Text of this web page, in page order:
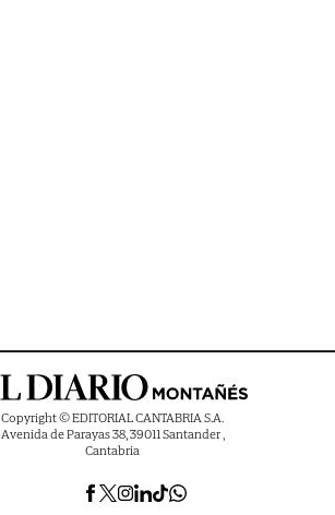
Copyright © EDITORIAL CANTABRIA S.A.
Avenida de Parayas 38, 39011 Santander ,
Cantabria